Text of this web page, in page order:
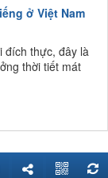
ở Việt Nam
đích thực, đây là
thời tiết mát